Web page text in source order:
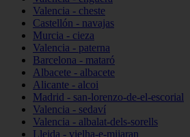
Valencia - cheste
Castellón - navajas
Murcia - cieza
Valencia - paterna
Barcelona - mataró
Albacete - albacete
Alicante - alcoi
Madrid - san-lorenzo-de-el-escorial
Valencia - sedaví
Valencia - albalat-dels-sorells
Lleida - vielha-e-mijaran